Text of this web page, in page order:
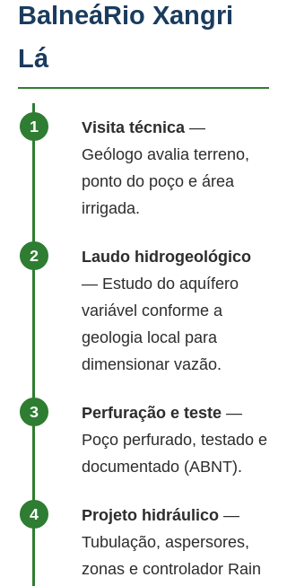
BalneáRio Xangri
Lá
Visita técnica —
Geólogo avalia terreno,
ponto do poço e área
irrigada.
Laudo hidrogeológico
— Estudo do aquífero
variável conforme a
geologia local para
dimensionar vazão.
Perfuração e teste —
Poço perfurado, testado e
documentado (ABNT).
Projeto hidráulico —
Tubulação, aspersores,
zonas e controlador Rain